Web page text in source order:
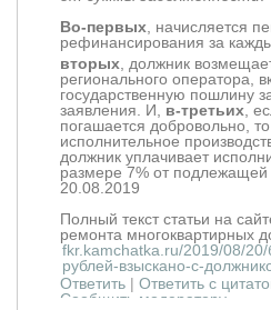
Во-первых, начисляется
рефинансирования за
вторых, должник
регионального оператора,
государственную пошлину
заявления. И, в-третьих,
погашается добровольно,
исполнительное
должник уплачивает
размере 7% от
20.08.2019
Полный текст статьи на
ремонта многоквартирных
fkr.kamchatka.ru/2019/08/
рублей-взыскано-с-
Ответить | Ответить с
Сообщить модератору